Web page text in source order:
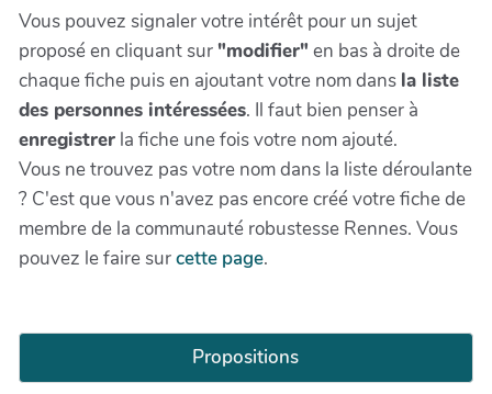
Vous pouvez signaler votre intérêt pour un sujet
proposé en cliquant sur"modifier" en bas à droite de
chaque fiche puis en ajoutant votre nom dans la liste
des personnes intéressées. Il faut bien penser à
enregistrer la fiche une fois votre nom ajouté.
Vous ne trouvez pas votre nom dans la liste déroulante
? C'est que vous n'avez pas encore créé votre fiche de
membre de la communauté robustesse Rennes. Vous
pouvez le faire surcette page.
Propositions